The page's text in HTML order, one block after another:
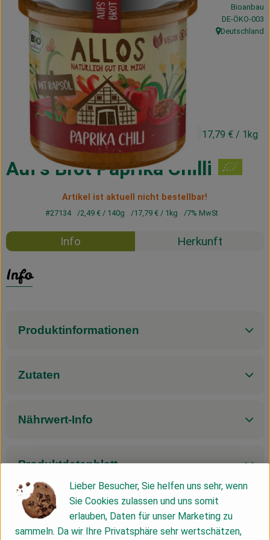
Kühltheke
Vorratskammer
Getränke
Haus, Garten & Co.
Über uns
Lieferservice
Auf's Brot Paprika Chilli
2,49 € / 140g 17,79 € / 1kg
Bioanbau
,DE-ÖKO-003
, Herkunft:
Deutschland
Artikel ist aktuell nicht bestellbar!
#27134 2,49 €/ 140g 17,79 €/ 1kg 7% MwSt
Info Herkunft
Info
Produktinformationen
Zutaten
Nährwert-Info
Produktdatenblatt
Herkunft
Lieber Besucher, Sie helfen uns sehr, wenn
Sie Cookies zulassen und uns somit
erlauben, Daten für unser Marketing zu
sammeln. Da wir Ihre Privatsphäre sehr wertschätzen,